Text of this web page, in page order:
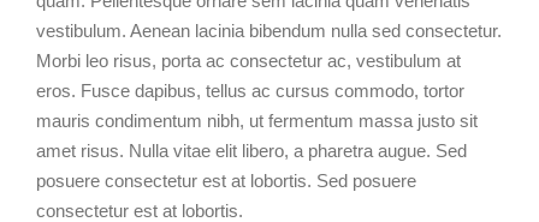
vestibulum. Aenean lacinia bibendum nulla sed consectetur.
Morbi leo risus, porta ac consectetur ac, vestibulum at
eros. Fusce dapibus, tellus ac cursus commodo, tortor
mauris condimentum nibh, ut fermentum massa justo sit
amet risus. Nulla vitae elit libero, a pharetra augue. Sed
posuere consectetur est at lobortis. Sed posuere
consectetur est at lobortis.